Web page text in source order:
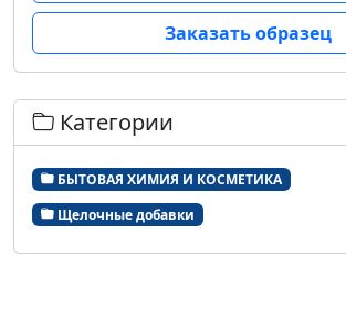
Заказать образец
Категории
БЫТОВАЯ ХИМИЯ И КОСМЕТИКА
Щелочные добавки